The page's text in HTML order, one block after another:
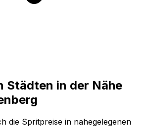
Städten in der Nähe
die Spritpreise in nahegelegenen